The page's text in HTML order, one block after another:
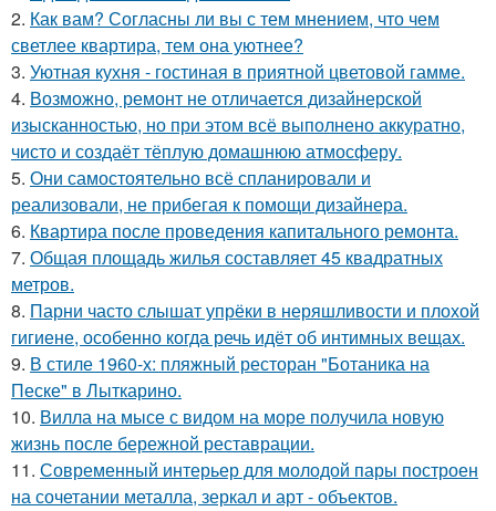
2. Как вам? Согласны ли вы с тем мнением, что чем
светлее квартира, тем она уютнее?
3. Уютная кухня - гостиная в приятной цветовой гамме.
4. Возможно, ремонт не отличается дизайнерской
изысканностью, но при этом всё выполнено аккуратно,
чисто и создаёт тёплую домашнюю атмосферу.
5. Они самостоятельно всё спланировали и
реализовали, не прибегая к помощи дизайнера.
6. Квартира после проведения капитального ремонта.
7. Общая площадь жилья составляет 45 квадратных
метров.
8. Парни часто слышат упрёки в неряшливости и плохой
гигиене, особенно когда речь идёт об интимных вещах.
9. В стиле 1960-х: пляжный ресторан "Ботаника на
Песке" в Лыткарино.
10. Вилла на мысе с видом на море получила новую
жизнь после бережной реставрации.
11. Современный интерьер для молодой пары построен
на сочетании металла, зеркал и арт - объектов.